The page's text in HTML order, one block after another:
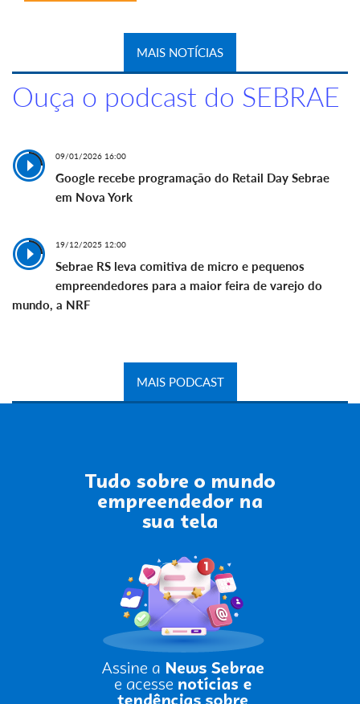
MAIS NOTÍCIAS
Ouça o podcast do SEBRAE
09/01/2026 16:00
Google recebe programação do Retail Day Sebrae
em Nova York
19/12/2025 12:00
Sebrae RS leva comitiva de micro e pequenos
empreendedores para a maior feira de varejo do
mundo, a NRF
MAIS PODCAST